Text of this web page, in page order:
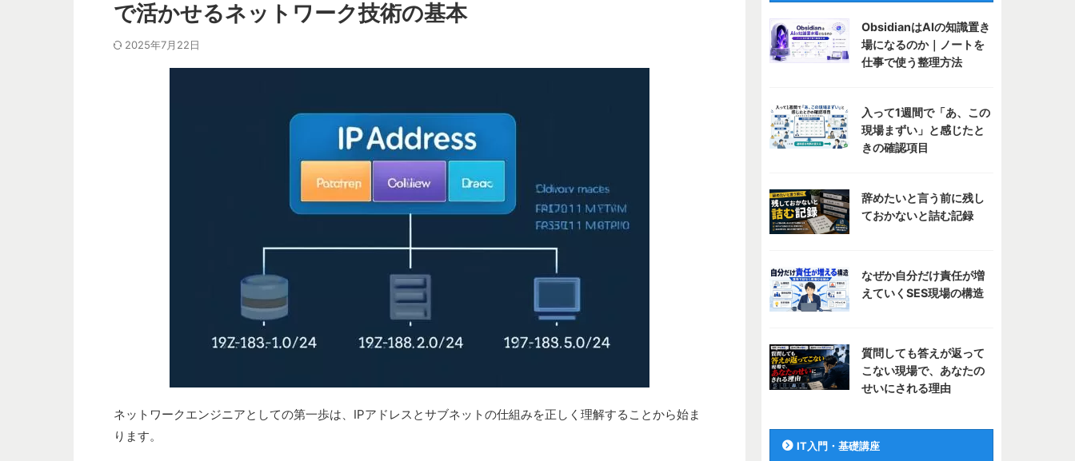
で活かせるネットワーク技術の基本
2025年7月22日
ネットワークエンジニアとしての第一歩は、IPアドレスとサブネットの仕組みを正しく理解することから始ま
ります。
ObsidianはAIの知識置き
場になるのか｜ノートを
仕事で使う整理方法
入って1週間で「あ、この
現場まずい」と感じたと
きの確認項目
辞めたいと言う前に残し
ておかないと詰む記録
なぜか自分だけ責任が増
えていくSES現場の構造
質問しても答えが返って
こない現場で、あなたの
せいにされる理由
IT入門・基礎講座